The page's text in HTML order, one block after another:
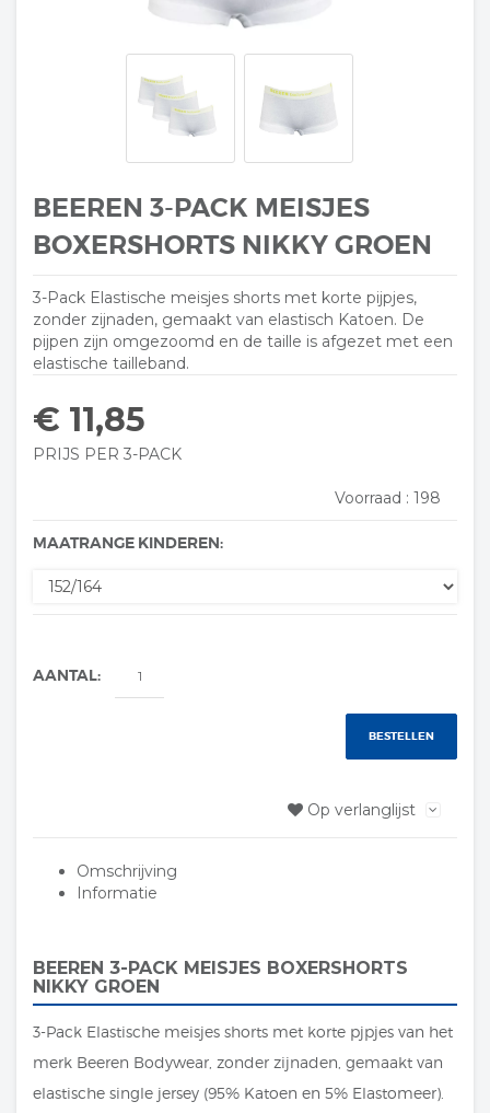
BEEREN 3-PACK MEISJES
BOXERSHORTS NIKKY GROEN
3-Pack Elastische meisjes shorts met korte pijpjes,
zonder zijnaden, gemaakt van elastisch Katoen. De
pijpen zijn omgezoomd en de taille is afgezet met een
elastische tailleband.
€ 11,85
PRIJS PER 3-PACK
Voorraad : 198
MAATRANGE KINDEREN:
AANTAL:
BESTELLEN
Op verlanglijst
Omschrijving
Informatie
BEEREN 3-PACK MEISJES BOXERSHORTS
NIKKY GROEN
3-Pack Elastische meisjes shorts met korte pjpjes van het
merk Beeren Bodywear, zonder zijnaden, gemaakt van
elastische single jersey (95% Katoen en 5% Elastomeer).